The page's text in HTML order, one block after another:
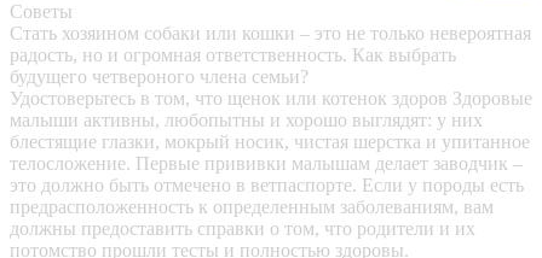
Советы
Стать хозяином собаки или кошки – это не только невероятная
радость, но и огромная ответственность. Как выбрать
будущего четвероного члена семьи?
Удостоверьтесь в том, что щенок или котенок здоров Здоровые
малыши активны, любопытны и хорошо выглядят: у них
блестящие глазки, мокрый носик, чистая шерстка и упитанное
телосложение. Первые прививки малышам делает заводчик –
это должно быть отмечено в ветпаспорте. Если у породы есть
предрасположенность к определенным заболеваниям, вам
должны предоставить справки о том, что родители и их
потомство прошли тесты и полностью здоровы.